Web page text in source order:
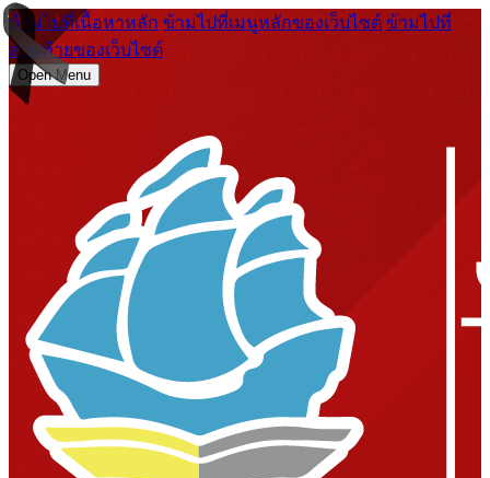
ข้ามไปที่เนื้อหาหลัก ข้ามไปที่เมนูหลักของเว็บไซต์ ข้ามไปที่
ส่วนท้ายของเว็บไซต์
Open Menu